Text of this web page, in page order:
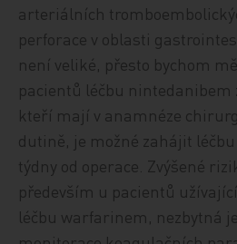
arteriálních
perforace v oblasti
není veliké, přesto bychom
pacientů léčbu nintedanibem
kteří mají v anamnéze
dutině, je možné zahájit
týdny od operace. Zvýšené
především u pacientů
léčbu warfarinem, nezbytná